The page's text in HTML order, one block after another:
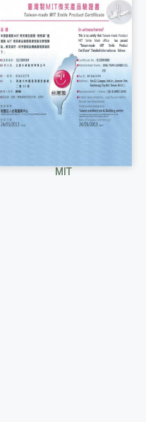
MIT